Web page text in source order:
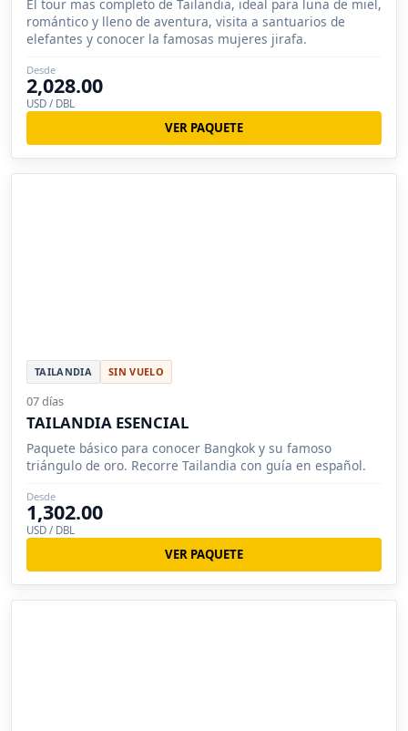
El tour mas completo de Tailandia, ideal para luna de miel,
romántico y lleno de aventura, visita a santuarios de
elefantes y conocer la famosas mujeres jirafa.
Desde
2,028.00
USD / DBL
VER PAQUETE
TAILANDIA SIN VUELO
07 días
TAILANDIA ESENCIAL
Paquete básico para conocer Bangkok y su famoso
triángulo de oro. Recorre Tailandia con guía en español.
Desde
1,302.00
USD / DBL
VER PAQUETE